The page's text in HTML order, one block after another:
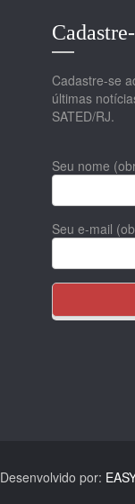
Cadastre-se
últimas
SATED/RJ.
Seu nome
Seu e-mail
Desenvolvido por: